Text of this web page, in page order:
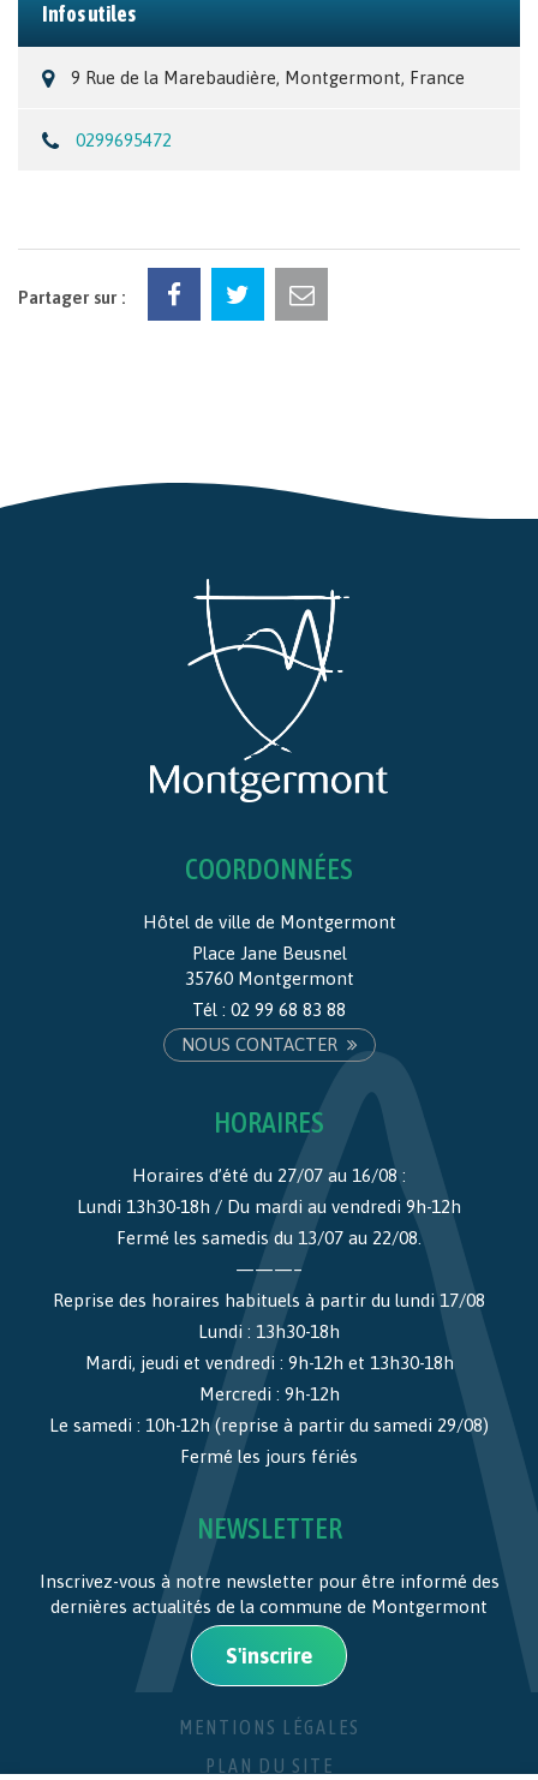
Infos utiles
9 Rue de la Marebaudière, Montgermont, France
0299695472
Partager sur :
COORDONNÉES
Hôtel de ville de Montgermont
Place Jane Beusnel
35760 Montgermont
Tél : 02 99 68 83 88
NOUS CONTACTER
HORAIRES
Horaires d’été du 27/07 au 16/08 :
Lundi 13h30-18h / Du mardi au vendredi 9h-12h
Fermé les samedis du 13/07 au 22/08.
———–
Reprise des horaires habituels à partir du lundi 17/08
Lundi : 13h30-18h
Mardi, jeudi et vendredi : 9h-12h et 13h30-18h
Mercredi : 9h-12h
Le samedi : 10h-12h (reprise à partir du samedi 29/08)
Fermé les jours fériés
NEWSLETTER
Inscrivez-vous à notre newsletter pour être informé des
dernières actualités de la commune de Montgermont
S'inscrire
MENTIONS LÉGALES
PLAN DU SITE